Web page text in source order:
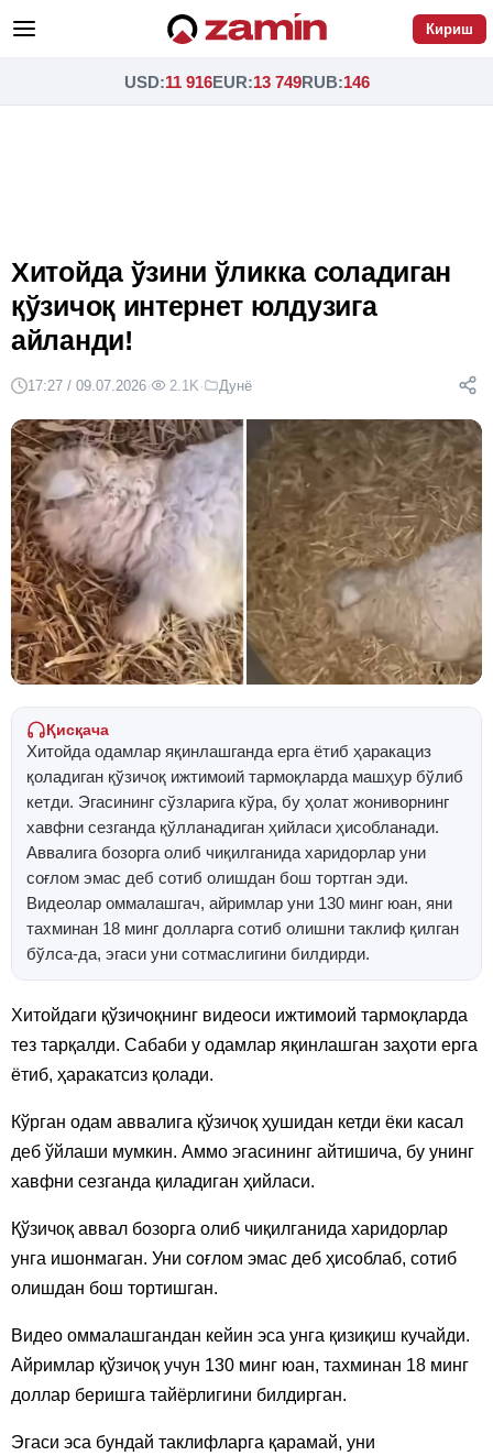
Кириш
USD:11 916EUR:13 749RUB:146
Хитойда ўзини ўликка соладиган
қўзичоқ интернет юлдузига
айланди!
17:27 / 09.07.2026· 2.1K· Дунё
Қисқача
Хитойда одамлар яқинлашганда ерга ётиб ҳаракациз
қоладиган қўзичоқ ижтимоий тармоқларда машҳур бўлиб
кетди. Эгасининг сўзларига кўра, бу ҳолат жониворнинг
хавфни сезганда қўлланадиган ҳийласи ҳисобланади.
Аввалига бозорга олиб чиқилганида харидорлар уни
соғлом эмас деб сотиб олишдан бош тортган эди.
Видеолар оммалашгач, айримлар уни 130 минг юан, яни
тахминан 18 минг долларга сотиб олишни таклиф қилган
бўлса-да, эгаси уни сотмаслигини билдирди.
Хитойдаги қўзичоқнинг видеоси ижтимоий тармоқларда
тез тарқалди. Сабаби у одамлар яқинлашган заҳоти ерга
ётиб, ҳаракатсиз қолади.
Кўрган одам аввалига қўзичоқ ҳушидан кетди ёки касал
деб ўйлаши мумкин. Аммо эгасининг айтишича, бу унинг
хавфни сезганда қиладиган ҳийласи.
Қўзичоқ аввал бозорга олиб чиқилганида харидорлар
унга ишонмаган. Уни соғлом эмас деб ҳисоблаб, сотиб
олишдан бош тортишган.
Видео оммалашгандан кейин эса унга қизиқиш кучайди.
Айримлар қўзичоқ учун 130 минг юан, тахминан 18 минг
доллар беришга тайёрлигини билдирган.
Эгаси эса бундай таклифларга қарамай, уни